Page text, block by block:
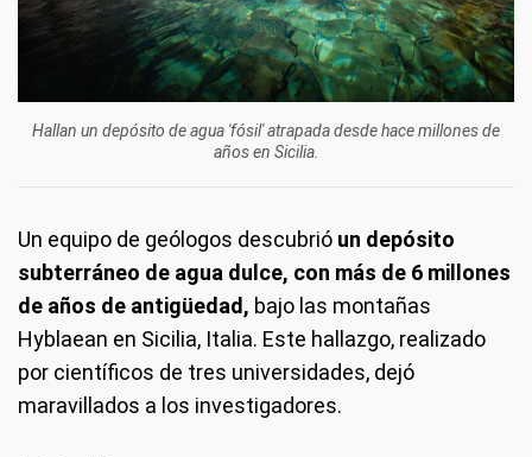
Hallan un depósito de agua 'fósil' atrapada desde hace millones de
años en Sicilia.
Un equipo de geólogos descubrió un depósito
subterráneo de agua dulce, con más de 6 millones
de años de antigüedad, bajo las montañas
Hyblaean en Sicilia, Italia. Este hallazgo, realizado
por científicos de tres universidades, dejó
maravillados a los investigadores.